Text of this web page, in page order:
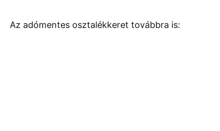
Az adómentes osztalékkeret továbbra is: